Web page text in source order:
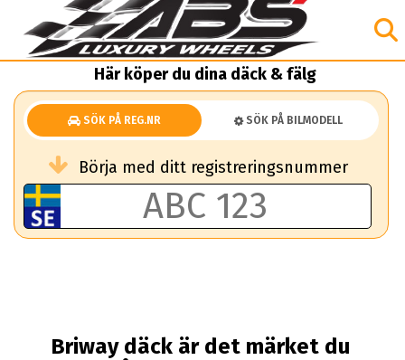
Här köper du dina däck & fälg
SÖK PÅ REG.NR SÖK PÅ BILMODELL
Börja med ditt registreringsnummer
Briway däck är det märket du